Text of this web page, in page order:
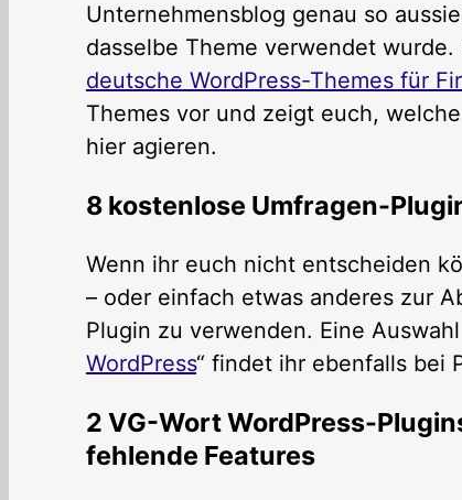
Unternehmensblog genau so
dasselbe Theme verwendet
deutsche WordPress-Themes für
Themes vor und zeigt euch,
hier agieren.
8 kostenlose Umfragen-
Wenn ihr euch nicht entscheiden
– oder einfach etwas anderes zur
Plugin zu verwenden. Eine Auswahl
WordPress“ findet ihr ebenfalls bei
2 VG-Wort WordPress-
fehlende Features